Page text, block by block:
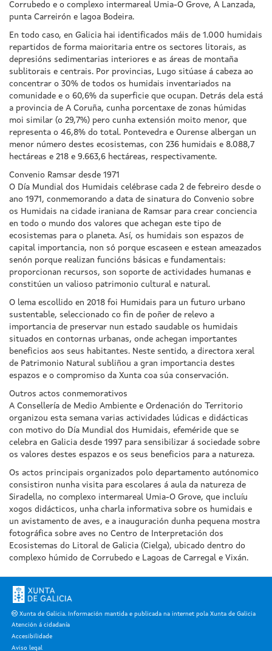
Corrubedo e o complexo intermareal Umia-O Grove, A Lanzada,
punta Carreirón e lagoa Bodeira.
En todo caso, en Galicia hai identificados máis de 1.000 humidais
repartidos de forma maioritaria entre os sectores litorais, as
depresións sedimentarias interiores e as áreas de montaña
sublitorais e centrais. Por provincias, Lugo sitúase á cabeza ao
concentrar o 30% de todos os humidais inventariados na
comunidade e o 60,6% da superficie que ocupan. Detrás dela está
a provincia de A Coruña, cunha porcentaxe de zonas húmidas
moi similar (o 29,7%) pero cunha extensión moito menor, que
representa o 46,8% do total. Pontevedra e Ourense albergan un
menor número destes ecosistemas, con 236 humidais e 8.088,7
hectáreas e 218 e 9.663,6 hectáreas, respectivamente.
Convenio Ramsar desde 1971
O Día Mundial dos Humidais celébrase cada 2 de febreiro desde o
ano 1971, conmemorando a data de sinatura do Convenio sobre
os Humidais na cidade iraniana de Ramsar para crear conciencia
en todo o mundo dos valores que achegan este tipo de
ecosistemas para o planeta. Así, os humidais son espazos de
capital importancia, non só porque escaseen e estean ameazados
senón porque realizan funcións básicas e fundamentais:
proporcionan recursos, son soporte de actividades humanas e
constitúen un valioso patrimonio cultural e natural.
O lema escollido en 2018 foi Humidais para un futuro urbano
sustentable, seleccionado co fin de poñer de relevo a
importancia de preservar nun estado saudable os humidais
situados en contornas urbanas, onde achegan importantes
beneficios aos seus habitantes. Neste sentido, a directora xeral
de Patrimonio Natural subliñou a gran importancia destes
espazos e o compromiso da Xunta coa súa conservación.
Outros actos conmemorativos
A Consellería de Medio Ambiente e Ordenación do Territorio
organizou esta semana varias actividades lúdicas e didácticas
con motivo do Día Mundial dos Humidais, efeméride que se
celebra en Galicia desde 1997 para sensibilizar á sociedade sobre
os valores destes espazos e os seus beneficios para a natureza.
Os actos principais organizados polo departamento autónomico
consistiron nunha visita para escolares á aula da natureza de
Siradella, no complexo intermareal Umia-O Grove, que incluíu
xogos didácticos, unha charla informativa sobre os humidais e
un avistamento de aves, e a inauguración dunha pequena mostra
fotográfica sobre aves no Centro de Interpretación dos
Ecosistemas do Litoral de Galicia (Cielga), ubicado dentro do
complexo húmido de Corrubedo e Lagoas de Carregal e Vixán.
Xunta de Galicia. Información mantida e publicada na internet pola Xunta de Galicia
Atención á cidadanía
Accesibilidade
Aviso legal